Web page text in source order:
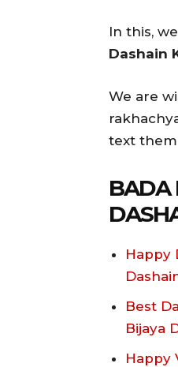
In this,
Dashain
We are
text
BADA
Happy
Best
Bijaya
Happy